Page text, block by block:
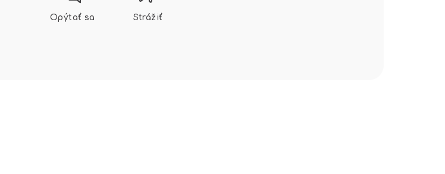
Opýtať sa Strážiť